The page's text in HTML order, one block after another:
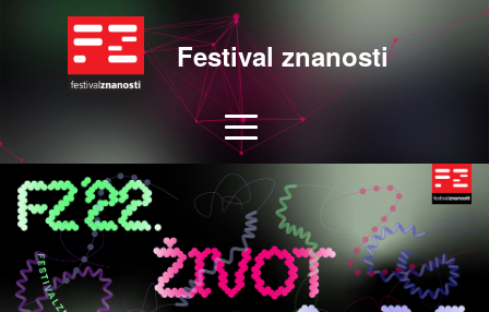
Festival znanosti